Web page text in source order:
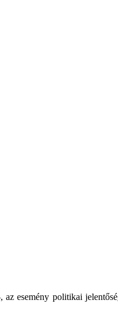
esemény politikai